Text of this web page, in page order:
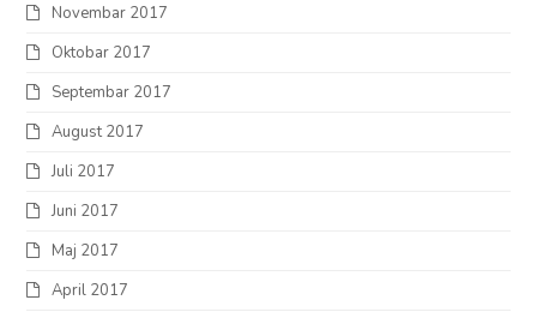
Novembar 2017
Oktobar 2017
Septembar 2017
August 2017
Juli 2017
Juni 2017
Maj 2017
April 2017